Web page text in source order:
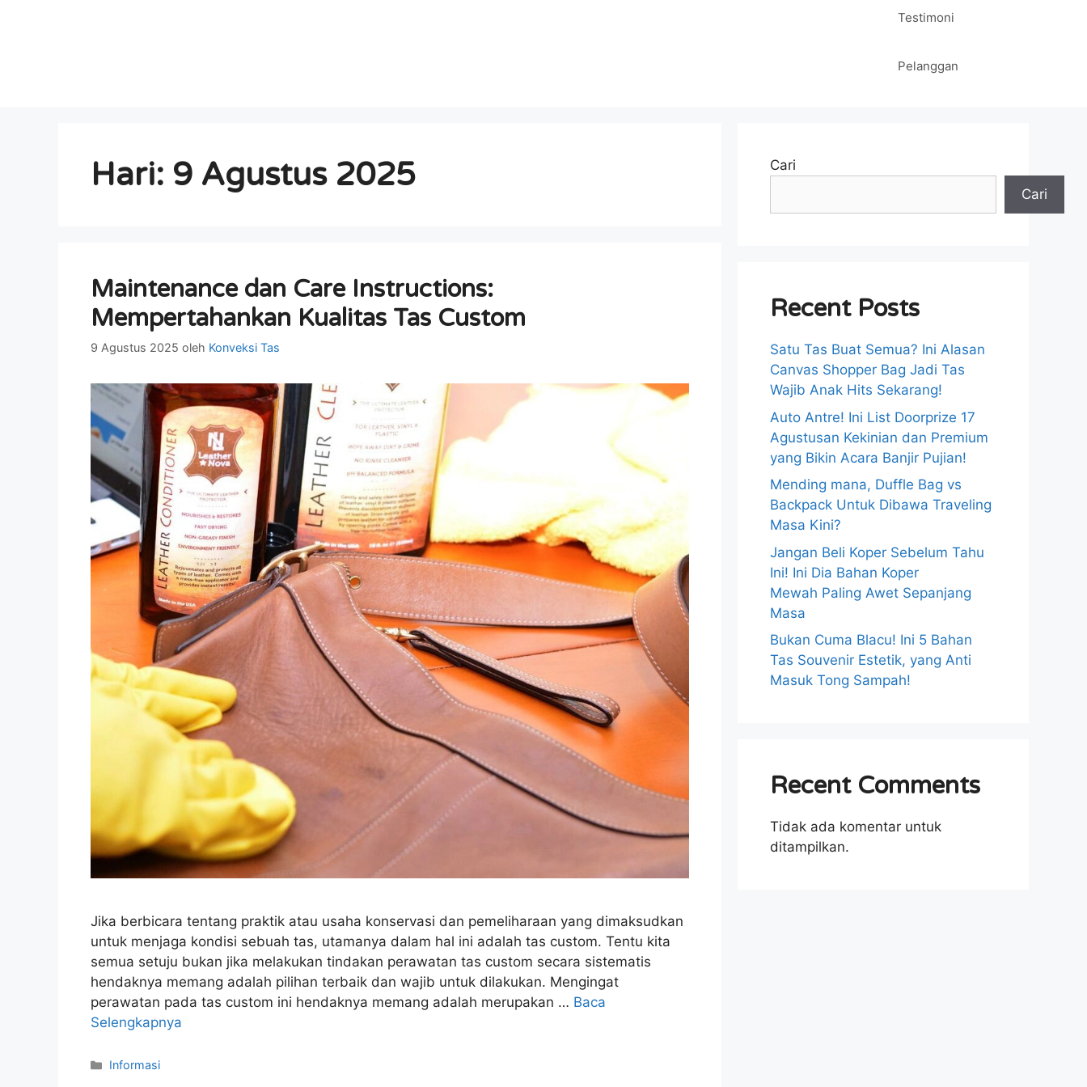
Testimoni
Pelanggan
Hari: 9 Agustus 2025
Maintenance dan Care Instructions:
Mempertahankan Kualitas Tas Custom
9 Agustus 2025 oleh Konveksi Tas
Jika berbicara tentang praktik atau usaha konservasi dan pemeliharaan yang dimaksudkan
untuk menjaga kondisi sebuah tas, utamanya dalam hal ini adalah tas custom. Tentu kita
semua setuju bukan jika melakukan tindakan perawatan tas custom secara sistematis
hendaknya memang adalah pilihan terbaik dan wajib untuk dilakukan. Mengingat
perawatan pada tas custom ini hendaknya memang adalah merupakan … Baca
Selengkapnya
Kategori
Informasi
Cari
Cari
Recent Posts
Satu Tas Buat Semua? Ini Alasan
Canvas Shopper Bag Jadi Tas
Wajib Anak Hits Sekarang!
Auto Antre! Ini List Doorprize 17
Agustusan Kekinian dan Premium
yang Bikin Acara Banjir Pujian!
Mending mana, Duffle Bag vs
Backpack Untuk Dibawa Traveling
Masa Kini?
Jangan Beli Koper Sebelum Tahu
Ini! Ini Dia Bahan Koper
Mewah Paling Awet Sepanjang
Masa
Bukan Cuma Blacu! Ini 5 Bahan
Tas Souvenir Estetik, yang Anti
Masuk Tong Sampah!
Recent Comments
Tidak ada komentar untuk
ditampilkan.